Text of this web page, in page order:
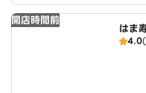
開店時間前
はま
4.0